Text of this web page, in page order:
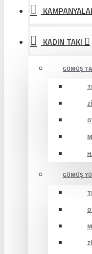
KADIN TAKI
GÜMÜŞ
GÜMÜŞ